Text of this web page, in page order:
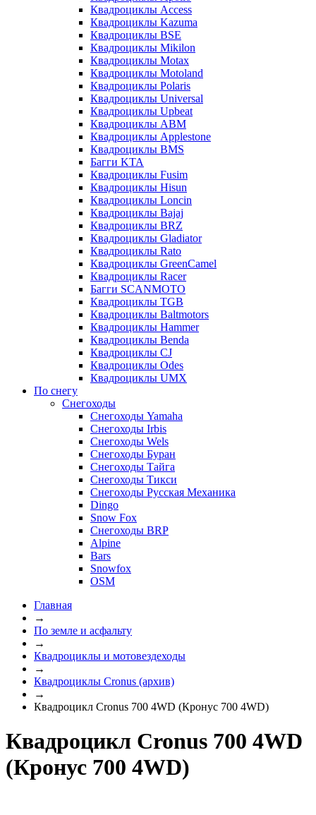
Квадроциклы Access
Квадроциклы Kazuma
Квадроциклы BSE
Квадроциклы Mikilon
Квадроциклы Motax
Квадроциклы Motoland
Квадроциклы Polaris
Квадроциклы Universal
Квадроциклы Upbeat
Квадроциклы ABM
Квадроциклы Applestone
Квадроциклы BMS
Багги KTA
Квадроциклы Fusim
Квадроциклы Hisun
Квадроциклы Loncin
Квадроциклы Bajaj
Квадроциклы BRZ
Квадроциклы Gladiator
Квадроциклы Rato
Квадроциклы GreenCamel
Квадроциклы Racer
Багги SCANMOTO
Квадроциклы TGB
Квадроциклы Baltmotors
Квадроциклы Hammer
Квадроциклы Benda
Квадроциклы CJ
Квадроциклы Odes
Квадроциклы UMX
По снегу
Снегоходы
Снегоходы Yamaha
Снегоходы Irbis
Снегоходы Wels
Снегоходы Буран
Снегоходы Тайга
Снегоходы Тикси
Снегоходы Русская Механика
Dingo
Snow Fox
Снегоходы BRP
Alpine
Bars
Snowfox
OSM
Главная
→
По земле и асфальту
→
Квадроциклы и мотовездеходы
→
Квадроциклы Cronus (архив)
→
Квадроцикл Cronus 700 4WD (Кронус 700 4WD)
Квадроцикл Cronus 700 4WD
(Кронус 700 4WD)